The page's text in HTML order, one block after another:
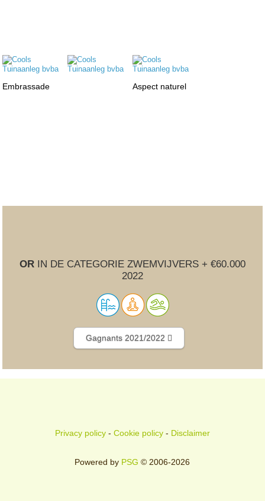
Embrassade Aspect naturel
ORIN DE CATEGORIE ZWEMVIJVERS + €60.000
2022
Gagnants 2021/2022
Privacy policy- Cookie policy- Disclaimer
Powered by PSG © 2006-2026